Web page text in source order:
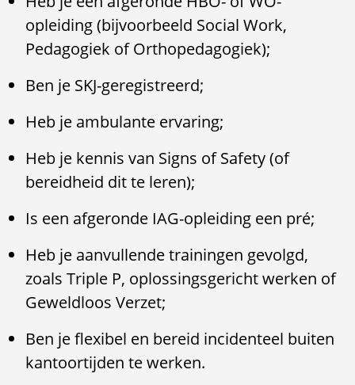
opleiding (bijvoorbeeld Social Work,
Pedagogiek of Orthopedagogiek);
Ben je SKJ-geregistreerd;
Heb je ambulante ervaring;
Heb je kennis van Signs of Safety (of
bereidheid dit te leren);
Is een afgeronde IAG-opleiding een pré;
Heb je aanvullende trainingen gevolgd,
zoals Triple P, oplossingsgericht werken of
Geweldloos Verzet;
Ben je flexibel en bereid incidenteel buiten
kantoortijden te werken.